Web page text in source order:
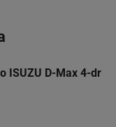
ISUZU D-Max 4-dr